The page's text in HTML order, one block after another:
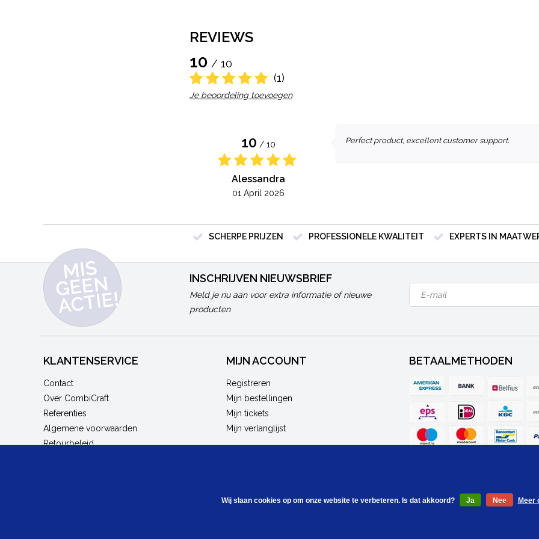
REVIEWS
10 / 10
(1)
Je beoordeling toevoegen
10 / 10
Alessandra
01 April 2026
Perfect product, excellent customer support.
SCHERPE PRIJZEN PROFESSIONELE KWALITEIT EXPERTS IN
MI
S
G
E
E
N
A
C
TI
E!
INSCHRIJVEN NIEUWSBRIEF
Meld je nu aan voor extra informatie of nieuwe
producten
KLANTENSERVICE
Contact
Over CombiCraft
Referenties
Algemene voorwaarden
Retourbeleid
MIJN ACCOUNT
Registreren
Mijn bestellingen
Mijn tickets
Mijn verlanglijst
BETAALMETHODEN
Wij slaan cookies op om onze website te verbeteren. Is dat akkoord? Ja Nee Meer